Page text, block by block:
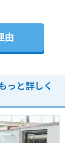
由
っと詳しく